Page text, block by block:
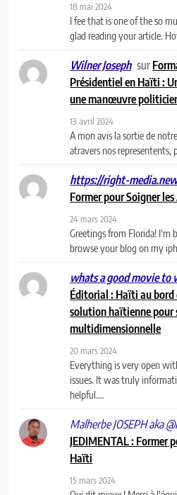
18 mai 2024
I fee that is one of the so
glad reading your article.
Wilner Joseph sur
Présidentiel en Haïti :
une manœuvre
13 avril 2024
A mon avis la sortie de
atravers nos representents,
https://right-
Former pour Soigner
24 mars 2024
Greetings from Florida! I'm
browse your blog on my
whats a good movie to
Éditorial : Haïti au bord
solution haïtienne pour
multidimensionnelle
20 mars 2024
Everything is very open
issues. It was truly
helpful.…
Malherbe JOSEPH aka
JEDIMENTAL : Former
Haïti
15 mars 2024